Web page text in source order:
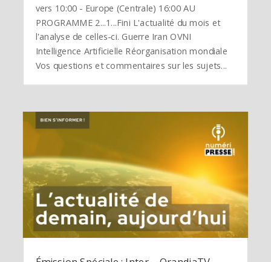
vers 10:00 - Europe (Centrale) 16:00 AU
PROGRAMME 2...1...Fini L'actualité du mois et
l'analyse de celles-ci. Guerre Iran OVNI
Intelligence Artificielle Réorganisation mondiale
Vos questions et commentaires sur les sujets...